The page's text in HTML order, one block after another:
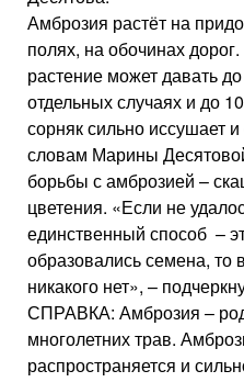
Амброзия растёт на
полях, на обочинах
растение может давать
отдельных случаях и до
сорняк сильно иссушает
словам Марины
борьбы с амброзией –
цветения. «Если не
единственный способ –
образовались семена,
никакого нет», –
СПРАВКА: Амброзия –
многолетних трав.
распространяется и